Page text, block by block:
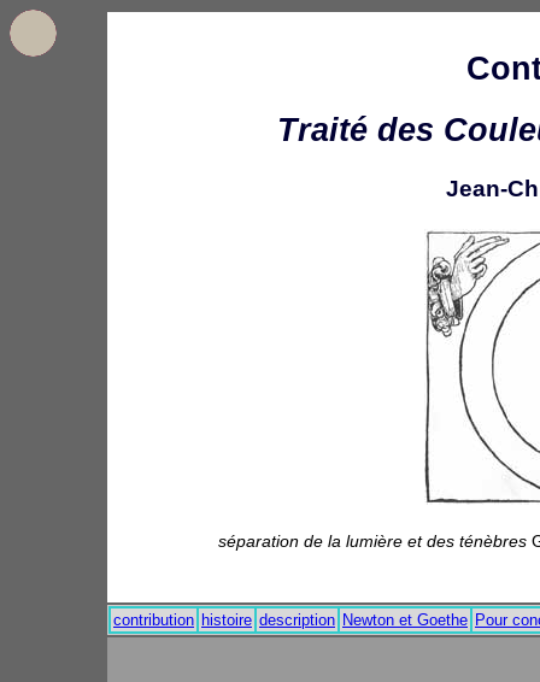
Traité des
Jean-
séparation de la lumière et des ténèbres
contribution histoire description Newton et Goethe Pour